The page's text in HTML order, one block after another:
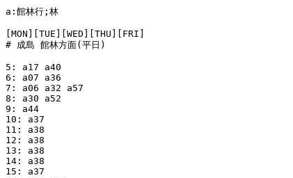
a:館林行;林
[MON][TUE][WED][THU][FRI]
# 成島 館林方面(平日)
5: a17 a40
6: a07 a36
7: a06 a32 a57
8: a30 a52
9: a44
10: a37
11: a38
12: a38
13: a38
14: a38
15: a37